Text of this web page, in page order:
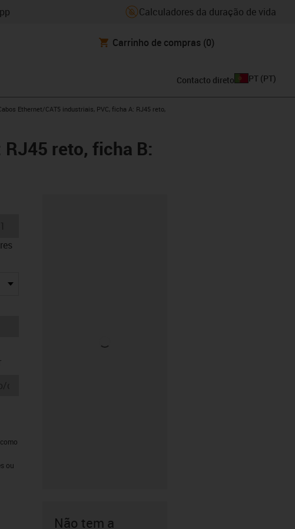
Calculadores da duração de vida
Carrinho de compras (0)
Contacto direto PT (PT)
icon-arrow-right
Ethernet/CAT5 industriais, PVC, ficha A: RJ45 reto,
reto, ficha B:
ou
Não tem a